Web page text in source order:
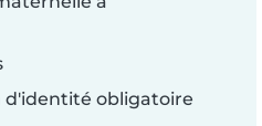
d'identité obligatoire